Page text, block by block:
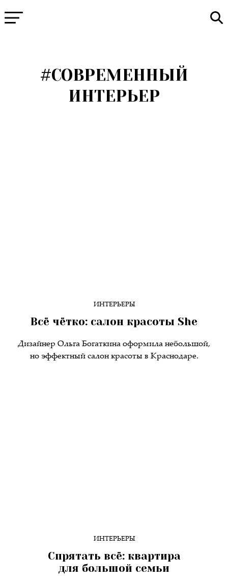
#СОВРЕМЕННЫЙ
ИНТЕРЬЕР
ИНТЕРЬЕРЫ
Всё чётко: салон красоты She
Дизайнер Ольга Богаткина оформила небольшой,
но эффектный салон красоты в Краснодаре.
ИНТЕРЬЕРЫ
Спрятать всё: квартира
для большой семьи